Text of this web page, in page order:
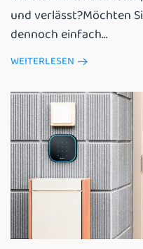
und verlässt?Möchten
dennoch einfach...
WEITERLESEN